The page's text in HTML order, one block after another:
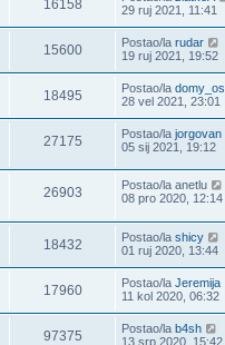
16158
29 ruj 2021, 11:41
15600 Postao/la rudar
19 ruj 2021, 19:52
18495 Postao/la domy_os
28 vel 2021, 23:01
27175 Postao/la jorgovan
05 sij 2021, 19:12
26903 Postao/la anetlu
08 pro 2020, 12:14
18432 Postao/la shicy
01 ruj 2020, 13:44
17960 Postao/la Jeremija
11 kol 2020, 06:32
97375 Postao/la b4sh
13 srp 2020, 15:42